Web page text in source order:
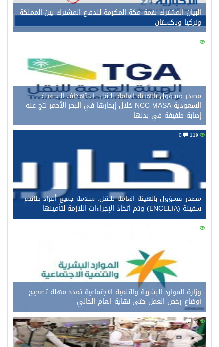
البيان المشترك لقمة مكة المكرمة للدفاع المشترك بين المملكة
وتركيا وباكستان
133
مصدر مسؤول بالهيئة العامة للنقل: استهداف السفينة
السعودية NCC MASA خلال إبحارها في البحر الأحمر نتج عنه
إصابة طفيفة في بدنها
مصدر مسؤول بالهيئة العامة للنقل: سلامة جميع أفراد طاقم
سفينة (ENCELIA) وتم اتخاذ الإجراءات اللازمة لتأمينها
105
وزارة الموارد البشرية والتنمية الاجتماعية تمدد مهلة تصحيح
أوضاع رخص العمل حتى نهاية العام الحالي
84
0